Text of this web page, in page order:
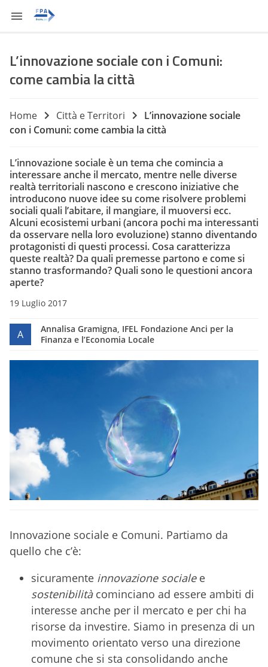
L’innovazione sociale con i Comuni:
come cambia la città
Home Città e Territori
L’innovazione sociale
con i Comuni: come cambia la città
L’innovazione sociale è un tema che comincia a
interessare anche il mercato, mentre nelle diverse
realtà territoriali nascono e crescono iniziative che
introducono nuove idee su come risolvere problemi
sociali quali l’abitare, il mangiare, il muoversi ecc.
Alcuni ecosistemi urbani (ancora pochi ma interessanti
da osservare nella loro evoluzione) stanno diventando
protagonisti di questi processi. Cosa caratterizza
queste realtà? Da quali premesse partono e come si
stanno trasformando? Quali sono le questioni ancora
aperte?
19 Luglio 2017
A
Annalisa Gramigna, IFEL Fondazione Anci per la
Finanza e l’Economia Locale
Innovazione sociale e Comuni. Partiamo da
quello che c’è:
sicuramente innovazione socialee
sostenibilitàcominciano ad essere ambiti di
interesse anche per il mercato e per chi ha
risorse da investire. Siamo in presenza di un
movimento orientato verso una direzione
comune che si sta consolidando anche